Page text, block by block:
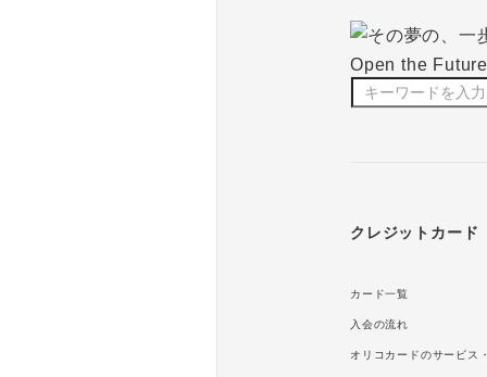
クレジットカード
カード一覧
入会の流れ
オリコカードのサービス